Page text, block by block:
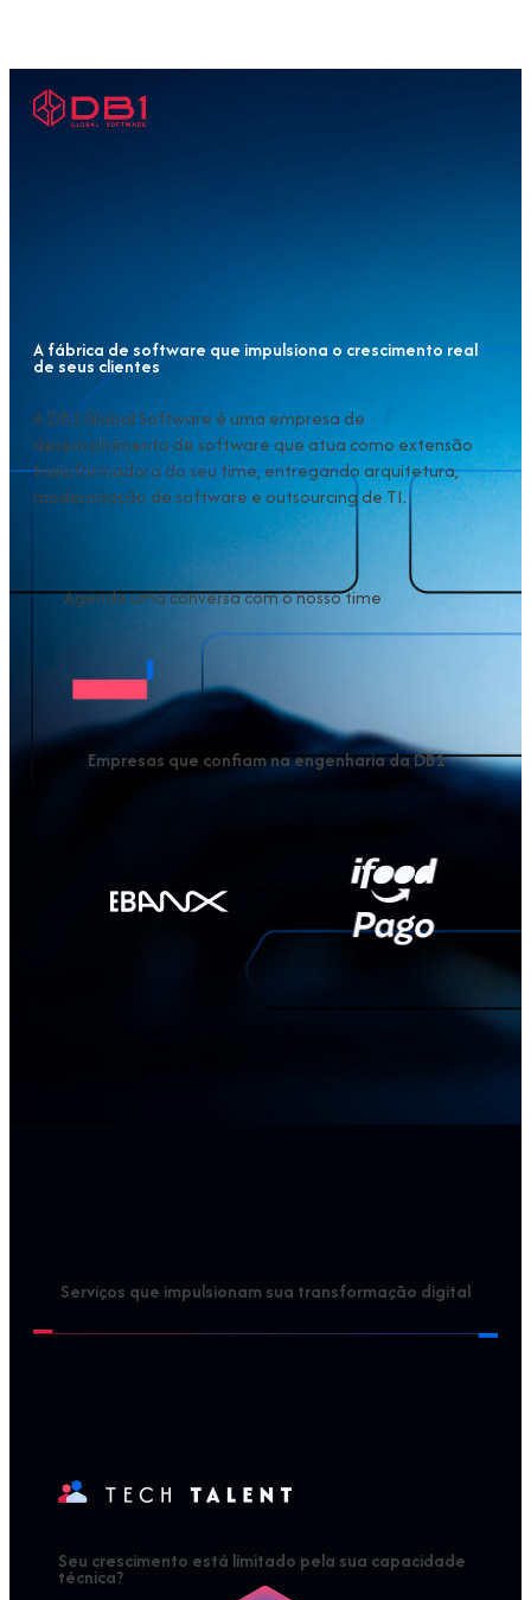
A fábrica de software que impulsiona o crescimento real
de seus clientes
A DB1 Global Software é uma empresa de
desenvolvimento de software que atua como extensão
transformadora do seu time, entregando arquitetura,
modernização de software e outsourcing de TI.
Agende uma conversa com o nosso time
Empresas que confiam na engenharia da DB1
Serviços que impulsionam sua transformação digital
Seu crescimento está limitado pela sua capacidade
técnica?